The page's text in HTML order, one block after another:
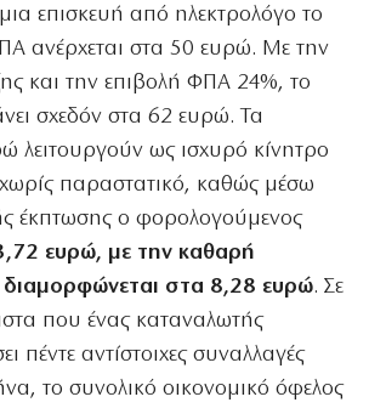
επισκευή από ηλεκτρολόγο το
ανέρχεται στα 50 ευρώ. Με την
και την επιβολή ΦΠΑ 24%, το
σχεδόν στα 62 ευρώ. Τα
λειτουργούν ως ισχυρό κίνητρο
παραστατικό, καθώς μέσω
έκπτωσης ο φορολογούμενος
3,72 ευρώ, με την καθαρή
διαμορφώνεται στα 8,28 ευρώ. Σε
που ένας καταναλωτής
πέντε αντίστοιχες συναλλαγές
το συνολικό οικονομικό όφελος